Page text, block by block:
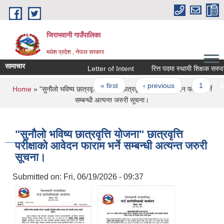
Skip to main content
जिराभवानी गाउँपालिका
मधेश प्रदेश , नेपाल सरकार
सामाचार Letter of Intent रित्त पदमा स्थायी शिक्षक
Pages
« first ‹ previous 1 2
You are here
Home» "सुनौलो भविष्य छात्रवृत्ति योजना" छात्रवृत्ति परीक्षाको आवेदन फाराम भर्ने
सम्बन्धी अत्यन्त जरुरी सूचना।
"सुनौलो भविष्य छात्रवृत्ति योजना" छात्रवृत्ति
परीक्षाको आवेदन फाराम भर्ने सम्बन्धी अत्यन्त जरुरी
सूचना।
Submitted on: Fri, 06/19/2026 - 09:37